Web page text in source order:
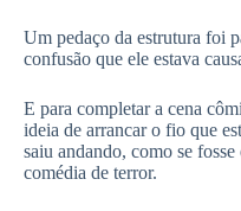
Um pedaço da estrutura foi
confusão que ele estava
E para completar a cena
ideia de arrancar o fio que
saiu andando, como se
comédia de terror.